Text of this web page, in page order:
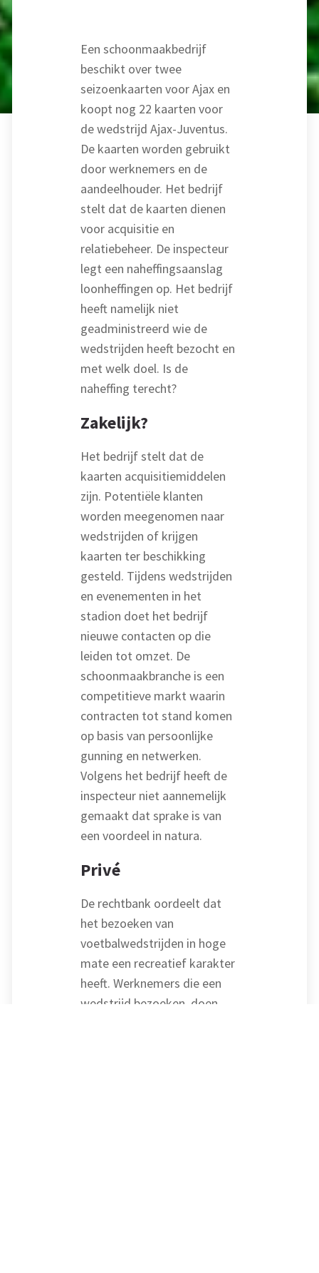
Een schoonmaakbedrijf
beschikt over twee
seizoenkaarten voor Ajax en
koopt nog 22 kaarten voor
de wedstrijd Ajax-Juventus.
De kaarten worden gebruikt
door werknemers en de
aandeelhouder. Het bedrijf
stelt dat de kaarten dienen
voor acquisitie en
relatiebeheer. De inspecteur
legt een naheffingsaanslag
loonheffingen op. Het bedrijf
heeft namelijk niet
geadministreerd wie de
wedstrijden heeft bezocht en
met welk doel. Is de
naheffing terecht?
Zakelijk?
Het bedrijf stelt dat de
kaarten acquisitiemiddelen
zijn. Potentiële klanten
worden meegenomen naar
wedstrijden of krijgen
kaarten ter beschikking
gesteld. Tijdens wedstrijden
en evenementen in het
stadion doet het bedrijf
nieuwe contacten op die
leiden tot omzet. De
schoonmaakbranche is een
competitieve markt waarin
contracten tot stand komen
op basis van persoonlijke
gunning en netwerken.
Volgens het bedrijf heeft de
inspecteur niet aannemelijk
gemaakt dat sprake is van
een voordeel in natura.
Privé
De rechtbank oordeelt dat
het bezoeken van
voetbalwedstrijden in hoge
mate een recreatief karakter
heeft. Werknemers die een
wedstrijd bezoeken, doen